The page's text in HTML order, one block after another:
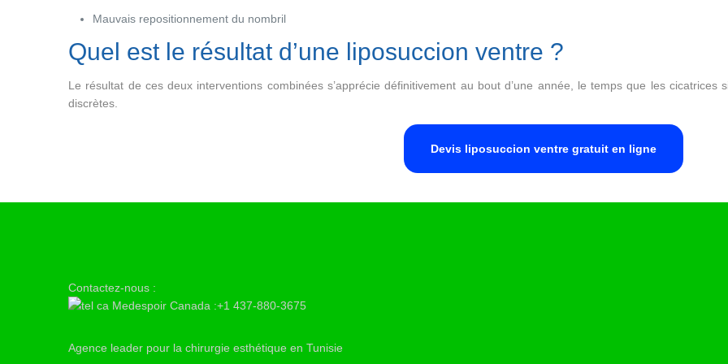
Mauvais repositionnement du nombril
Quel est le résultat d’une liposuccion ventre ?
Le résultat de ces deux interventions combinées s’apprécie définitivement au bout d’une année, le temps que les
discrètes.
Devis liposuccion ventre gratuit en ligne
Contactez-nous :
Medespoir Canada :+1 437-880-3675
Agence leader pour la chirurgie esthétique en Tunisie